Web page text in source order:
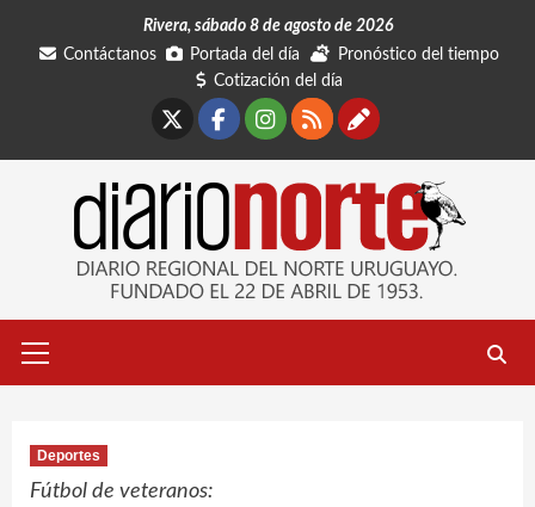
Rivera, sábado 8 de agosto de 2026
Contáctanos
Portada del día
Pronóstico del tiempo
Cotización del día
Facebook
Instagram
RSSContáctanos
primario
Deportes
Fútbol de veteranos: